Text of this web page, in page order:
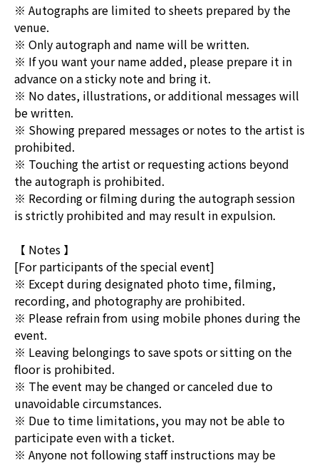
※ Autographs are limited to sheets prepared by the
venue.
※ Only autograph and name will be written.
※ If you want your name added, please prepare it in
advance on a sticky note and bring it.
※ No dates, illustrations, or additional messages will
be written.
※ Showing prepared messages or notes to the artist is
prohibited.
※ Touching the artist or requesting actions beyond
the autograph is prohibited.
※ Recording or filming during the autograph session
is strictly prohibited and may result in expulsion.
【 Notes 】
[For participants of the special event]
※ Except during designated photo time, filming,
recording, and photography are prohibited.
※ Please refrain from using mobile phones during the
event.
※ Leaving belongings to save spots or sitting on the
floor is prohibited.
※ The event may be changed or canceled due to
unavoidable circumstances.
※ Due to time limitations, you may not be able to
participate even with a ticket.
※ Anyone not following staff instructions may be